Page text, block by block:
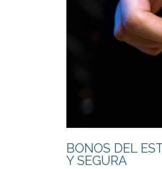
BONOS DEL
Y SEGURA